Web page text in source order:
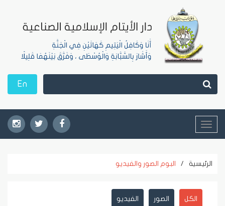
En
Toggle
navigation
الرئيسية / البوم الصور والفيديو
الكل الصور الفيديو